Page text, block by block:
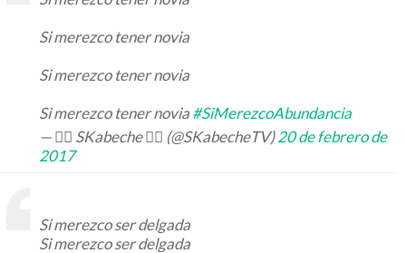
Si merezco tener novia
Si merezco tener novia
Si merezco tener novia #SiMerezcoAbundancia
— 👉🏻 SKabeche 👈🏻 (@SKabecheTV)20 de febrero de
2017
Si merezco ser delgada
Si merezco ser delgada